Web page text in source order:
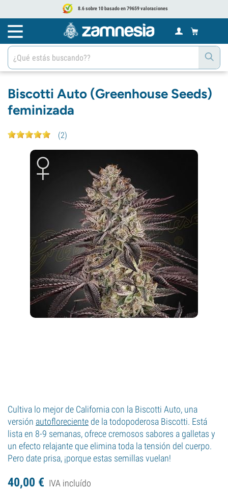
8.6 sobre 10 basado en 79659 valoraciones
Biscotti Auto (Greenhouse Seeds)
feminizada
(2)
Cultiva lo mejor de California con la Biscotti Auto, una
versión autofloreciente de la todopoderosa Biscotti. Está
lista en 8-9 semanas, ofrece cremosos sabores a galletas y
un efecto relajante que elimina toda la tensión del cuerpo.
Pero date prisa, ¡porque estas semillas vuelan!
40,00 € IVA incluído